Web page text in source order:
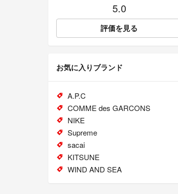
5.0
評価を見る
お気に入りブランド
A.P.C
COMME des GARCONS
NIKE
Supreme
sacai
KITSUNE
WIND AND SEA